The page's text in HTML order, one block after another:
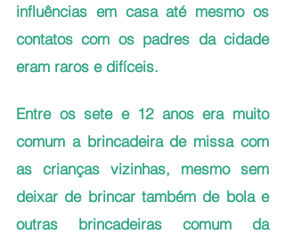
influências em casa até mesmo os
contatos com os padres da cidade
eram raros e difíceis.
Entre os sete e 12 anos era muito
comum a brincadeira de missa com
as crianças vizinhas, mesmo sem
deixar de brincar também de bola e
outras brincadeiras comum da